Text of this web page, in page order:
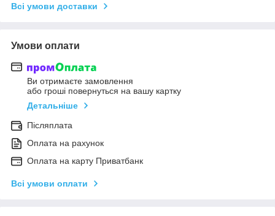
Всі умови доставки
Умови оплати
Ви отримаєте замовлення
або гроші повернуться на вашу картку
Детальніше
Післяплата
Оплата на рахунок
Оплата на карту Приватбанк
Всі умови оплати